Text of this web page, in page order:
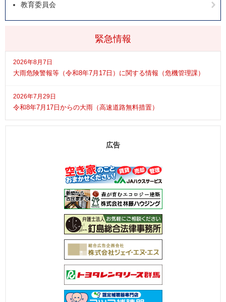
緊急情報
2026年8月7日
大雨危険警報等（令和8年7月17日）に関する情報（危機管理課）
2026年7月29日
令和8年7月17日からの大雨（高速道路無料措置）
教育委員会
広告